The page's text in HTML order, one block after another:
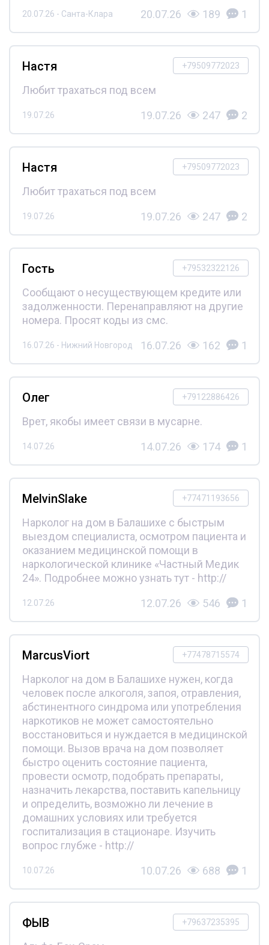
20.07.26 - Санта-Клара 20.07.26 189 1
+79509772023
Настя
Любит трахаться под всем
19.07.26 19.07.26 247 2
+79509772023
Настя
Любит трахаться под всем
19.07.26 19.07.26 247 2
+79532322126
Гость
Сообщают о несуществующем кредите или
задолженности. Перенаправляют на другие
номера. Просят коды из смс.
16.07.26 - Нижний Новгород 16.07.26 162 1
+79122886426
Олег
Врет, якобы имеет связи в мусарне.
14.07.26 14.07.26 174 1
+77471193656
MelvinSlake
Нарколог на дом в Балашихе с быстрым
выездом специалиста, осмотром пациента и
оказанием медицинской помощи в
наркологической клинике «Частный Медик
24». Подробнее можно узнать тут - http://
12.07.26 12.07.26 546 1
+77478715574
MarcusViort
Нарколог на дом в Балашихе нужен, когда
человек после алкоголя, запоя, отравления,
абстинентного синдрома или употребления
наркотиков не может самостоятельно
восстановиться и нуждается в медицинской
помощи. Вызов врача на дом позволяет
быстро оценить состояние пациента,
провести осмотр, подобрать препараты,
назначить лекарства, поставить капельницу
и определить, возможно ли лечение в
домашних условиях или требуется
госпитализация в стационаре. Изучить
вопрос глубже - http://
10.07.26 10.07.26 688 1
+79637235395
ФЫВ